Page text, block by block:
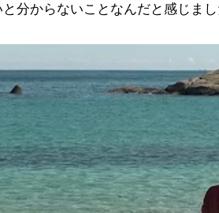
と分からないことなんだと感じま